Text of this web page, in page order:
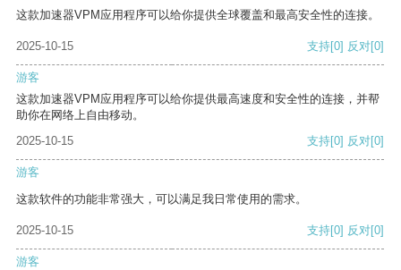
这款加速器VPM应用程序可以给你提供全球覆盖和最高安全性的连接。
2025-10-15 支持[0] 反对[0]
游客
这款加速器VPM应用程序可以给你提供最高速度和安全性的连接，并帮
助你在网络上自由移动。
2025-10-15
支持[0] 反对[0]
游客
这款软件的功能非常强大，可以满足我日常使用的需求。
2025-10-15 支持[0] 反对[0]
游客